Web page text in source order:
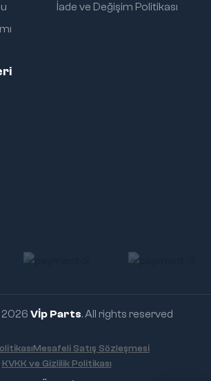
İade ve Değişim Politikası
Vİp Parts. All rights reserved
Mesafeli Satış Sözleşmesi
KVKK ve Gizlilik Politikası